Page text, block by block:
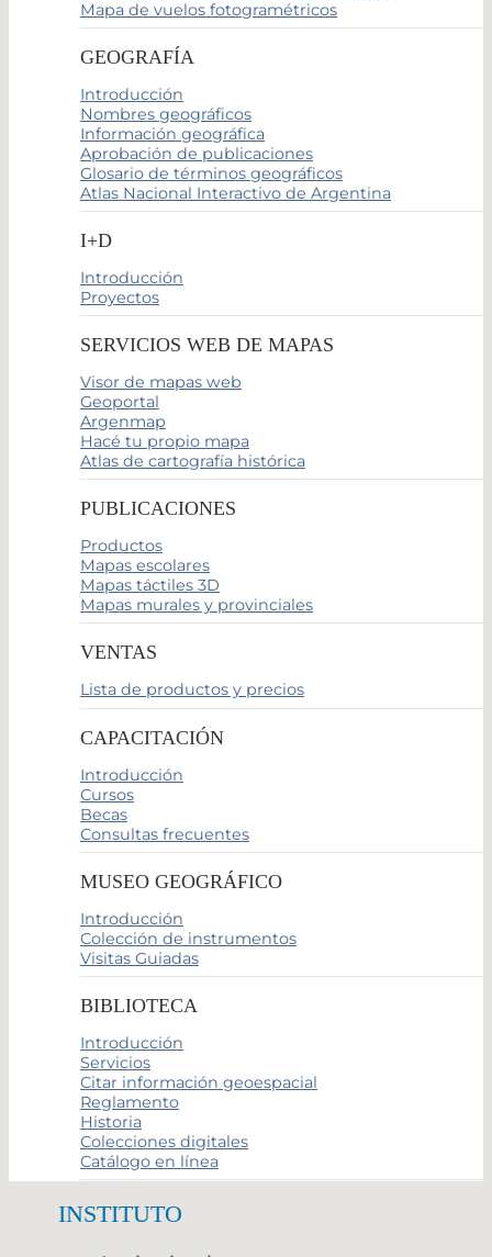
Mapa de vuelos fotogramétricos
GEOGRAFÍA
Introducción
Nombres geográficos
Información geográfica
Aprobación de publicaciones
Glosario de términos geográficos
Atlas Nacional Interactivo de Argentina
I+D
Introducción
Proyectos
SERVICIOS WEB DE MAPAS
Visor de mapas web
Geoportal
Argenmap
Hacé tu propio mapa
Atlas de cartografía histórica
PUBLICACIONES
Productos
Mapas escolares
Mapas táctiles 3D
Mapas murales y provinciales
VENTAS
Lista de productos y precios
CAPACITACIÓN
Introducción
Cursos
Becas
Consultas frecuentes
MUSEO GEOGRÁFICO
Introducción
Colección de instrumentos
Visitas Guiadas
BIBLIOTECA
Introducción
Servicios
Citar información geoespacial
Reglamento
Historia
Colecciones digitales
Catálogo en línea
INSTITUTO